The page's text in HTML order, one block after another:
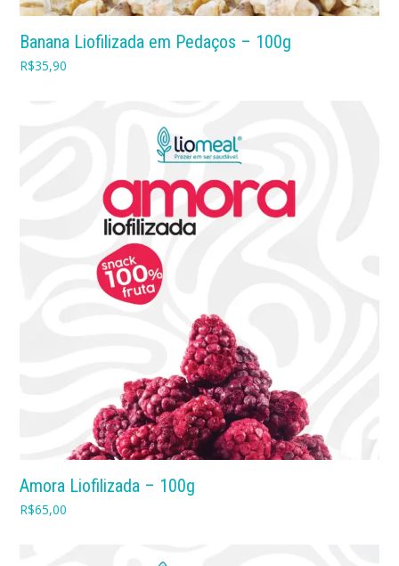
Banana Liofilizada em Pedaços – 100g
R$35,90
Amora Liofilizada – 100g
R$65,00